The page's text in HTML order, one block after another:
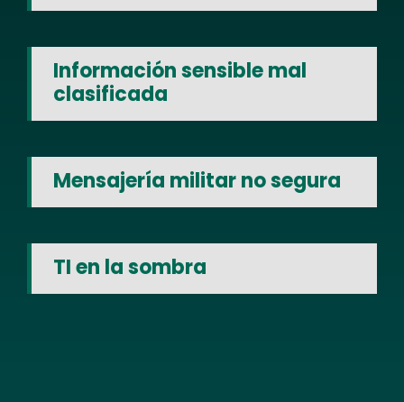
Información sensible mal
clasificada
Mensajería militar no segura
TI en la sombra